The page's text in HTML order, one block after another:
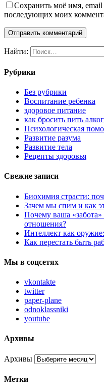
Сохранить моё имя, email
последующих моих
Найти:
Рубрики
Без рубрики
Воспитание ребенка
здоровое питание
как бросить пить
Психологическая
Развитие разума
Развитие тела
Рецепты здоровья
Свежие записи
Биохимия страсти:
Зачем мы спим и как
Почему ваша
отношения?
Интеллект как
Как перестать быть
Мы в соцсетях
vkontakte
twitter
paper-plane
odnoklassniki
youtube
Архивы
Архивы
Метки